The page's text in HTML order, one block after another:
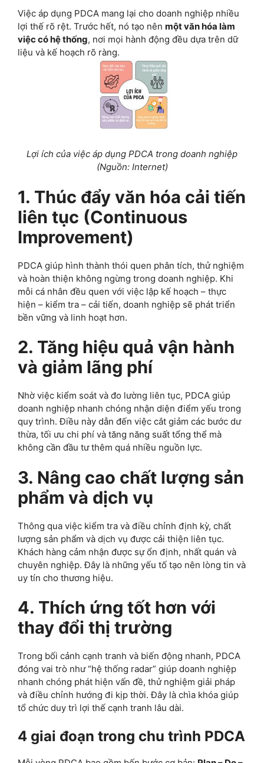
Việc áp dụng PDCA mang lại cho doanh nghiệp nhiều
lợi thế rõ rệt. Trước hết, nó tạo nên một văn hóa làm
việc có hệ thống, nơi mọi hành động đều dựa trên dữ
liệu và kế hoạch rõ ràng.
Lợi ích của việc áp dụng PDCA trong doanh nghiệp
(Nguồn: Internet)
1. Thúc đẩy văn hóa cải tiến
liên tục (Continuous
Improvement)
PDCA giúp hình thành thói quen phân tích, thử nghiệm
và hoàn thiện không ngừng trong doanh nghiệp. Khi
mỗi cá nhân đều quen với việc lập kế hoạch – thực
hiện – kiểm tra – cải tiến, doanh nghiệp sẽ phát triển
bền vững và linh hoạt hơn.
2. Tăng hiệu quả vận hành
và giảm lãng phí
Nhờ việc kiểm soát và đo lường liên tục, PDCA giúp
doanh nghiệp nhanh chóng nhận diện điểm yếu trong
quy trình. Điều này dẫn đến việc cắt giảm các bước dư
thừa, tối ưu chi phí và tăng năng suất tổng thể mà
không cần đầu tư thêm quá nhiều nguồn lực.
3. Nâng cao chất lượng sản
phẩm và dịch vụ
Thông qua việc kiểm tra và điều chỉnh định kỳ, chất
lượng sản phẩm và dịch vụ được cải thiện liên tục.
Khách hàng cảm nhận được sự ổn định, nhất quán và
chuyên nghiệp. Đây là những yếu tố tạo nên lòng tin và
uy tín cho thương hiệu.
4. Thích ứng tốt hơn với
thay đổi thị trường
Trong bối cảnh cạnh tranh và biến động nhanh, PDCA
đóng vai trò như “hệ thống radar” giúp doanh nghiệp
nhanh chóng phát hiện vấn đề, thử nghiệm giải pháp
và điều chỉnh hướng đi kịp thời. Đây là chìa khóa giúp
tổ chức duy trì lợi thế cạnh tranh lâu dài.
4 giai đoạn trong chu trình PDCA